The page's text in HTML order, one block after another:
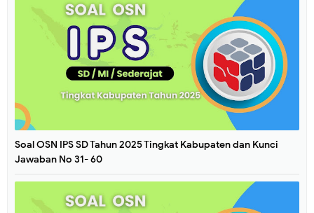
Soal OSN IPS SD Tahun 2025 Tingkat Kabupaten dan Kunci
Jawaban No 31- 60